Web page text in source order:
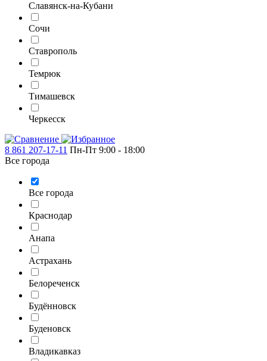
Славянск-на-Кубани
Сочи
Ставрополь
Темрюк
Тимашевск
Черкесск
8 861 207-17-11 Пн-Пт 9:00 - 18:00
Все города
Все города
Краснодар
Анапа
Астрахань
Белореченск
Будённовск
Буденовск
Владикавказ